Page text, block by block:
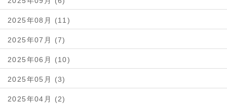
2025年08月 (11)
2025年07月 (7)
2025年06月 (10)
2025年05月 (3)
2025年04月 (2)